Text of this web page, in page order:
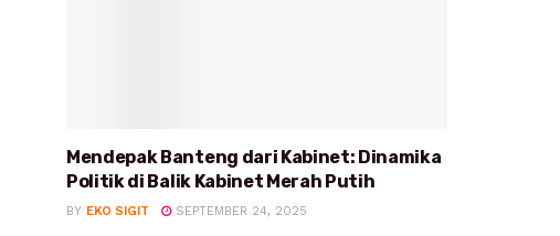
Mendepak Banteng dari Kabinet: Dinamika
Politik di Balik Kabinet Merah Putih
BY EKO SIGIT SEPTEMBER 24, 2025